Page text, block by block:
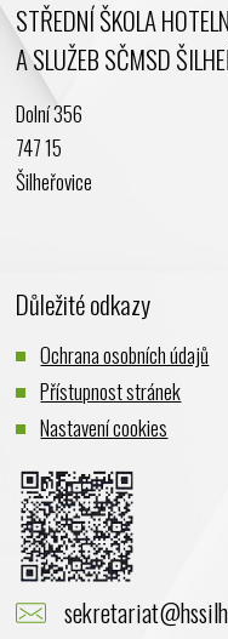
Duben 2024
Březen 2024
Leden 2024
Listopad 2023
Srpen 2023
Červen 2023
Květen 2023
Duben 2023
Březen 2023
Únor 2023
Leden 2023
Prosinec 2022
Listopad 2022
STŘEDNÍ ŠKOLA
A SLUŽEB SČMSD
Dolní 356
747 15
Šilheřovice
Důležité odkazy
Ochrana osobních údajů
Přístupnost stránek
Nastavení cookies